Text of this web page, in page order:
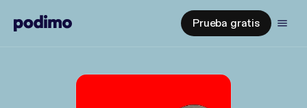
Prueba gratis